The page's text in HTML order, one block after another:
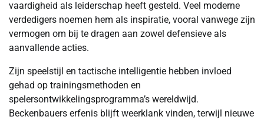
vaardigheid als leiderschap heeft gesteld. Veel moderne
verdedigers noemen hem als inspiratie, vooral vanwege zijn
vermogen om bij te dragen aan zowel defensieve als
aanvallende acties.
Zijn speelstijl en tactische intelligentie hebben invloed
gehad op trainingsmethoden en
spelersontwikkelingsprogramma’s wereldwijd.
Beckenbauers erfenis blijft weerklank vinden, terwijl nieuwe